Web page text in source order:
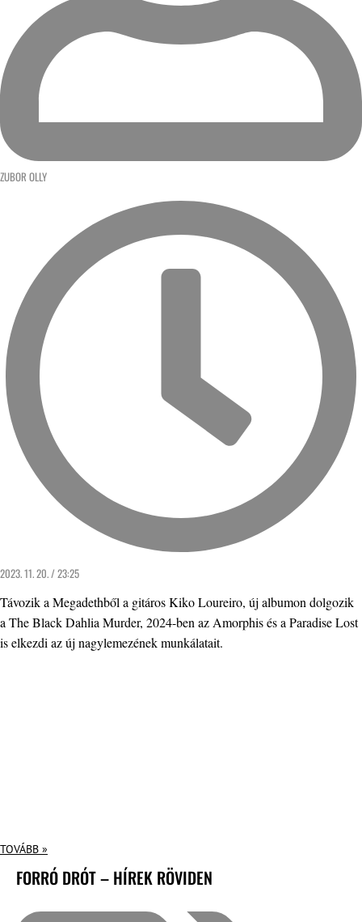
ZUBOR OLLY
2023. 11. 20. / 23:25
Távozik a Megadethből a gitáros Kiko Loureiro, új albumon dolgozik
a The Black Dahlia Murder, 2024-ben az Amorphis és a Paradise Lost
is elkezdi az új nagylemezének munkálatait.
TOVÁBB »
FORRÓ DRÓT – HÍREK RÖVIDEN